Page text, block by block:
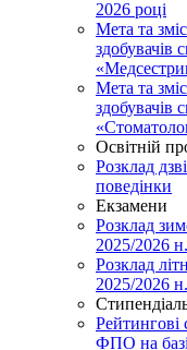
2026 році
Мета та
здобувачів
Мета та
здобувачів
Освітній
Розклад
поведінки
Екзамени
Розклад
2025/2026
Розклад
2025/2026
Рейтингові
ФПО на